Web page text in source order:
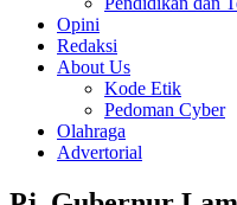
Opini
Redaksi
About Us
Kode Etik
Pedoman Cyber
Olahraga
Advertorial